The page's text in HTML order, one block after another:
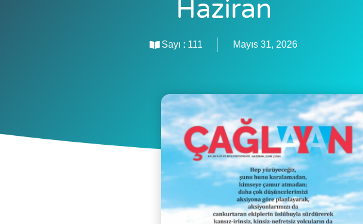
Haziran
Sayı : 111 Mayıs 31, 2026